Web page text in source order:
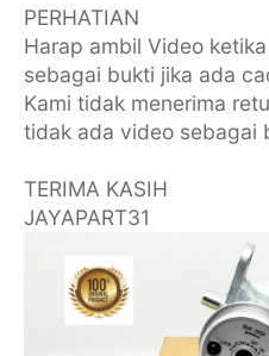
PERHATIAN
Harap ambil Video
sebagai bukti jika ada
Kami tidak menerima
tidak ada video sebagai
TERIMA KASIH
JAYAPART31